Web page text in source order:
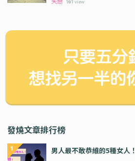
707 view
發燒文章排行榜
男人最不敢恭維的5種女人！